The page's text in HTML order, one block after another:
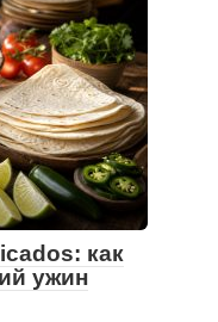
как
ужин